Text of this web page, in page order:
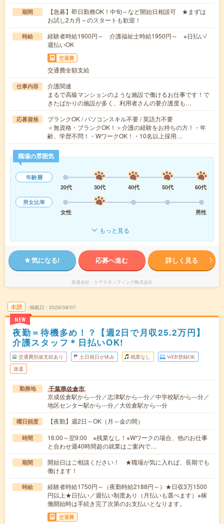
期間
【急募】即日勤務OK！中旬～など開始日相談可 ★まずは
お試し2カ月～のスタートも歓迎！
時給
経験者時給1900円～ 介護福祉士時給1950円～ ※日払い/
週払いOK
交通費
交通費全額支給
仕事内容
介護関連
まるで高級マンションのような施設で働けるお仕事です！で
きたばかりの施設が多く、利用者さんの要介護度も…
応募資格
ブランクOK / パソコンスキル不要 / 英語力不要
＜無資格・ブランクOK！＞介護の経験をお持ちの方！・年
齢、学歴不問！・WワークOK！・10名以上採用…
職場の雰囲気
年齢層
20代
30代 40代 50代
60代
男女比率
女性
男性
もっと見る
気になる! 応募へ進む 詳しく見る
派遣会社 ケアスタッフィング株式会社
未読
NEW
掲載日 2026/08/07
夜勤＝待機多め！？【週2日で月収25.2万円】
介護スタッフ＊日払いOK!
交通費別途支給あり 土日祝日が休み 残業なし WEB登録OK
派遣
勤務地 千葉県佐倉市
京成佐倉駅から---分／志津駅から---分／中学校駅から---分／
地区センター駅から---分／大佐倉駅から---分
曜日頻度 【夜勤】週2日～OK（月～金の間）
時間
16:00～翌9:00 ※残業なし！※Wワークの場合、他のお仕事
と合わせ週40時間超の就業はご案内で…
期間
開始日はご相談ください！ ★職場が気に入れば、長期でも
働けます！
時給
経験者時給1750円～（夜勤時給2188円～）★日収3万1500
円以上★日払い／週払い制度あり（月払いも選べます）※稼
働開始時は手続き完了次第のお支払いとなります。
交通費